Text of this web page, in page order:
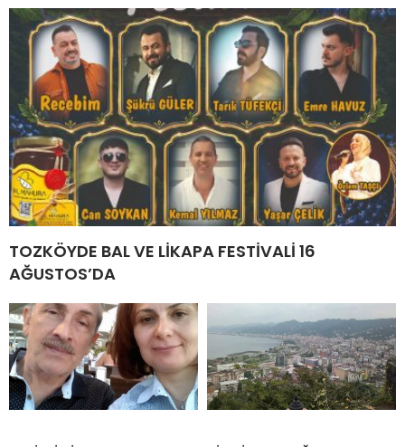
TOZKÖYDE BAL VE LİKAPA FESTİVALİ 16
AĞUSTOS’DA